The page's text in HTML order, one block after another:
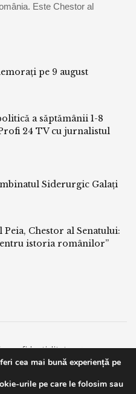
Este Chestor al
pe 9 august
a săptămânii 1-8
24 TV cu jurnalistul
Siderurgic Galați
Chestor al Senatului:
istoria românilor”
confidentialitate
Newsbpnews.
cea mai bună experiență pe
urile pe care le folosim sau